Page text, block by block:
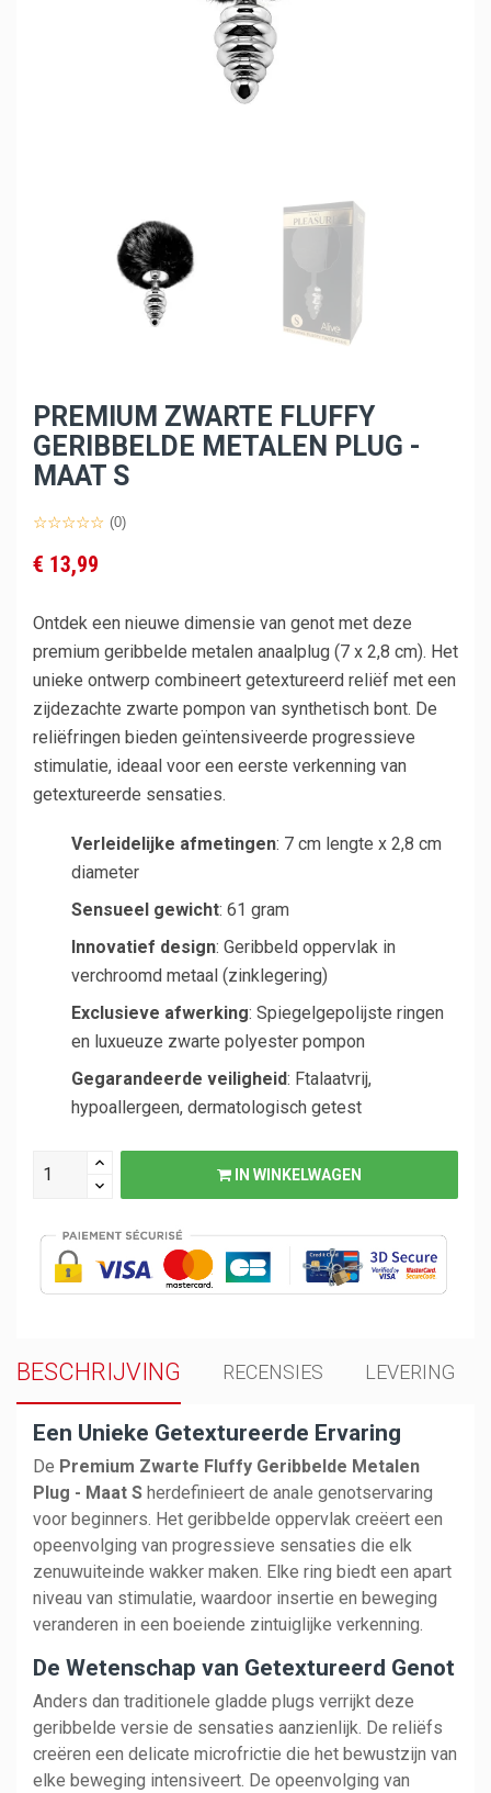
PREMIUM ZWARTE FLUFFY
GERIBBELDE METALEN PLUG -
MAAT S
(0)
€ 13,99
Ontdek een nieuwe dimensie van genot met deze
premium geribbelde metalen anaalplug (7 x 2,8 cm). Het
unieke ontwerp combineert getextureerd reliëf met een
zijdezachte zwarte pompon van synthetisch bont. De
reliëfringen bieden geïntensiveerde progressieve
stimulatie, ideaal voor een eerste verkenning van
getextureerde sensaties.
Verleidelijke afmetingen: 7 cm lengte x 2,8 cm
diameter
Sensueel gewicht: 61 gram
Innovatief design: Geribbeld oppervlak in
verchroomd metaal (zinklegering)
Exclusieve afwerking: Spiegelgepolijste ringen
en luxueuze zwarte polyester pompon
Gegarandeerde veiligheid: Ftalaatvrij,
hypoallergeen, dermatologisch getest
IN WINKELWAGEN
BESCHRIJVING RECENSIES LEVERING
Een Unieke Getextureerde Ervaring
De Premium Zwarte Fluffy Geribbelde Metalen
Plug - Maat S herdefinieert de anale genotservaring
voor beginners. Het geribbelde oppervlak creëert een
opeenvolging van progressieve sensaties die elk
zenuwuiteinde wakker maken. Elke ring biedt een apart
niveau van stimulatie, waardoor insertie en beweging
veranderen in een boeiende zintuiglijke verkenning.
De Wetenschap van Getextureerd Genot
Anders dan traditionele gladde plugs verrijkt deze
geribbelde versie de sensaties aanzienlijk. De reliëfs
creëren een delicate microfrictie die het bewustzijn van
elke beweging intensiveert. De opeenvolging van